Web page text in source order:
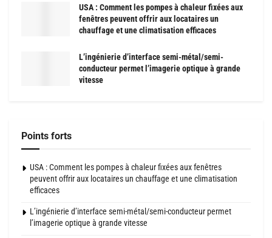
USA : Comment les pompes à chaleur fixées aux
fenêtres peuvent offrir aux locataires un
chauffage et une climatisation efficaces
L’ingénierie d’interface semi-métal/semi-
conducteur permet l’imagerie optique à grande
vitesse
Points forts
USA : Comment les pompes à chaleur fixées aux fenêtres
peuvent offrir aux locataires un chauffage et une climatisation
efficaces
L’ingénierie d’interface semi-métal/semi-conducteur permet
l’imagerie optique à grande vitesse